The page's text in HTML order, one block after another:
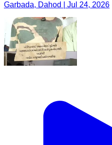
Garbada, Dahod | Jul 24, 2026